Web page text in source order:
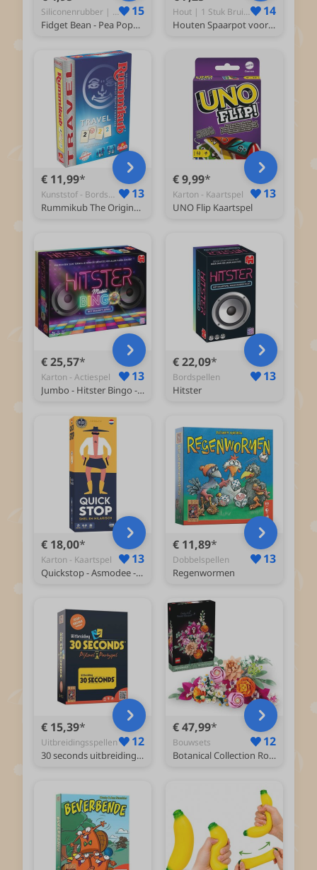
Siliconenrubber | Groen - Fidget 15
Fidget Bean - Pea Popper Fidget Toy voor jong en oud - Groen
Hout | 1 Stuk Bruin - Spaarpot 14
Houten Spaarpot voor Volwassenen - Helpt bij het Ontwikkelen van de Spaargewoonte (€5000)
€ 11,99
Kunststof - Bordspel 13
Rummikub The Original Travel - Reisspel - Gezelschapsspel
€ 9,99
Karton - Kaartspel 13
UNO Flip Kaartspel
€ 25,57
Karton - Actiespel 13
Jumbo - Hitster Bingo - Nederlandstalig Partyspel - Actiespel
€ 22,09
Bordspellen 13
Hitster
€ 18,00
Karton - Kaartspel 13
Quickstop - Asmodee - Nederlandstalig kaartspel - Party- en familiespel - Vanaf 10 jaar
€ 11,89
Dobbelspellen 13
Regenwormen
€ 15,39
Uitbreidingsspellen 12
30 seconds uitbreidingsspel
€ 47,99
Bouwsets 12
Botanical Collection Roze boeket bloemen decoratie 10342